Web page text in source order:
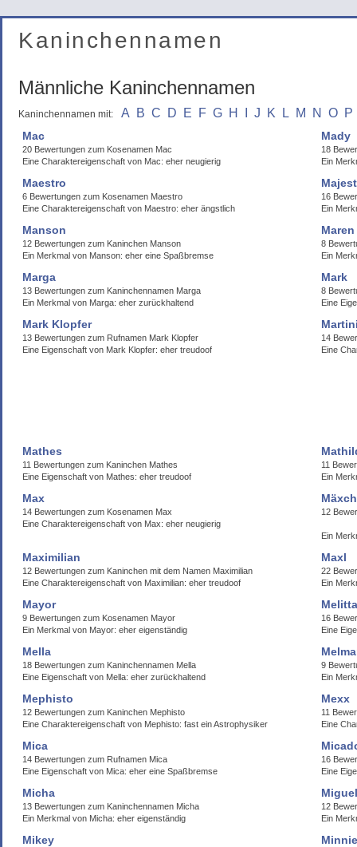
Kaninchennamen
Männliche Kaninchennamen
Kaninchennamen mit: A B C D E F G H J K L M N O P
Mac
20 Bewertungen zum Kosenamen Mac
Eine Charaktereigenschaft von Mac: eher neugierig
Mady
18
Ein
Maestro
6 Bewertungen zum Kosenamen Maestro
Eine Charaktereigenschaft von Maestro: eher ängstlich
16
Ein
Manson
12 Bewertungen zum Kaninchen Manson
Ein Merkmal von Manson: eher eine Spaßbremse
Maren
8
Ein
Marga
13 Bewertungen zum Kaninchennamen Marga
Ein Merkmal von Marga: eher zurückhaltend
Mark
8
Eine
Mark Klopfer
13 Bewertungen zum Rufnamen Mark Klopfer
Eine Eigenschaft von Mark Klopfer: eher treudoof
14
Eine
Mathes
11 Bewertungen zum Kaninchen Mathes
Eine Eigenschaft von Mathes: eher treudoof
11
Ein
Max
14 Bewertungen zum Kosenamen Max
Eine Charaktereigenschaft von Max: eher neugierig
12
Ein
Maximilian
12 Bewertungen zum Kaninchen mit dem Namen Maximilian
Eine Charaktereigenschaft von Maximilian: eher treudoof
Maxl
22
Ein
Mayor
9 Bewertungen zum Kosenamen Mayor
Ein Merkmal von Mayor: eher eigenständig
Melitta
16
Eine
Mella
18 Bewertungen zum Kaninchennamen Mella
Eine Eigenschaft von Mella: eher zurückhaltend
9
Ein
Mephisto
12 Bewertungen zum Kaninchen Mephisto
Eine Charaktereigenschaft von Mephisto: fast ein Astrophysiker
Mexx
11
Eine
Mica
14 Bewertungen zum Rufnamen Mica
Eine Eigenschaft von Mica: eher eine Spaßbremse
16
Eine
Micha
13 Bewertungen zum Kaninchennamen Micha
Ein Merkmal von Micha: eher eigenständig
Miguel
12
Ein
Mikey Minnie